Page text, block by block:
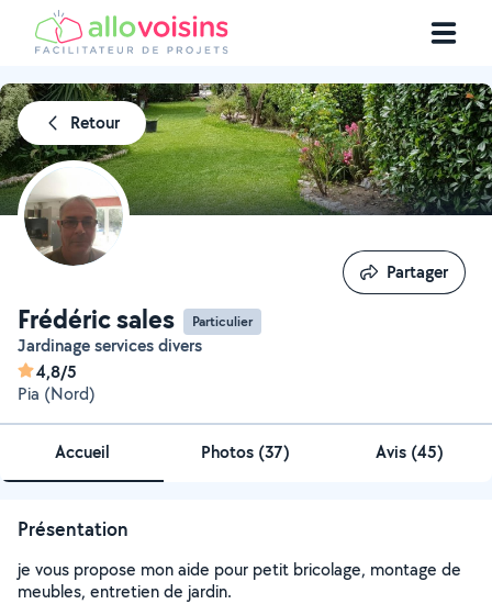
Retour
Frédéric sales Particulier
Jardinage services divers
4,8/5
Pia (Nord)
Partager
Partager
Accueil Photos (37) Avis (45)
Présentation
je vous propose mon aide pour petit bricolage, montage de
meubles, entretien de jardin.